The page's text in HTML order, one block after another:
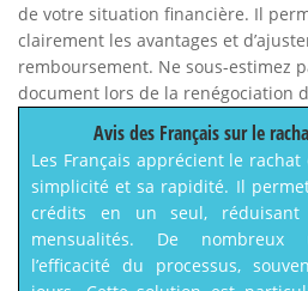
de votre situation financière. Il
clairement les avantages et
remboursement. Ne sous-estimez
document lors de la renégociation
Avis des Français sur le
Les Français apprécient le
simplicité et sa rapidité. Il
crédits en un seul,
mensualités. De nombreux
l’efficacité du processus,